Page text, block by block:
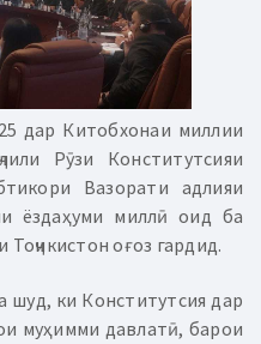
дар Китобхонаи миллии
Рӯзи Конститутсияи
Вазорати адлияи
ёздаҳуми миллӣ оид ба
оғоз гардид.
шуд, ки Конститутсия дар
муҳимми давлатӣ, барои